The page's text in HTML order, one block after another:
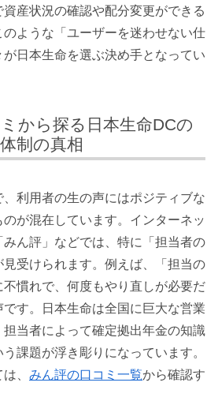
産状況の確認や配分変更ができる
ような「ユーザーを迷わせない仕
日本生命を選ぶ決め手となってい
から探る日本生命DCの
制の真相
利用者の生の声にはポジティブな
が混在しています。インターネッ
みん評」などでは、特に「担当者の
受けられます。例えば、「担当の
慣れで、何度もやり直しが必要だ
す。日本生命は全国に巨大な営業
当者によって確定拠出年金の知識
課題が浮き彫りになっています。
、 みん評の口コミ一覧から確認す